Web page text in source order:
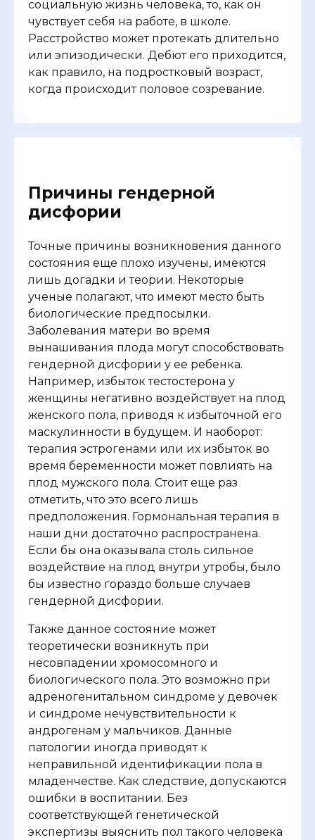
социальную жизнь человека, то, как он
чувствует себя на работе, в школе.
Расстройство может протекать длительно
или эпизодически. Дебют его приходится,
как правило, на подростковый возраст,
когда происходит половое созревание.
Причины гендерной
дисфории
Точные причины возникновения данного
состояния еще плохо изучены, имеются
лишь догадки и теории. Некоторые
ученые полагают, что имеют место быть
биологические предпосылки.
Заболевания матери во время
вынашивания плода могут способствовать
гендерной дисфории у ее ребенка.
Например, избыток тестостерона у
женщины негативно воздействует на плод
женского пола, приводя к избыточной его
маскулинности в будущем. И наоборот:
терапия эстрогенами или их избыток во
время беременности может повлиять на
плод мужского пола. Стоит еще раз
отметить, что это всего лишь
предположения. Гормональная терапия в
наши дни достаточно распространена.
Если бы она оказывала столь сильное
воздействие на плод внутри утробы, было
бы известно гораздо больше случаев
гендерной дисфории.
Также данное состояние может
теоретически возникнуть при
несовпадении хромосомного и
биологического пола. Это возможно при
адреногенитальном синдроме у девочек
и синдроме нечувствительности к
андрогенам у мальчиков. Данные
патологии иногда приводят к
неправильной идентификации пола в
младенчестве. Как следствие, допускаются
ошибки в воспитании. Без
соответствующей генетической
экспертизы выяснить пол такого человека